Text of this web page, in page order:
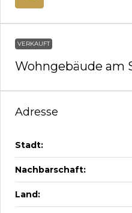
VERKAUFT
Wohngebäude am
Adresse
Stadt:
Nachbarschaft:
Land: